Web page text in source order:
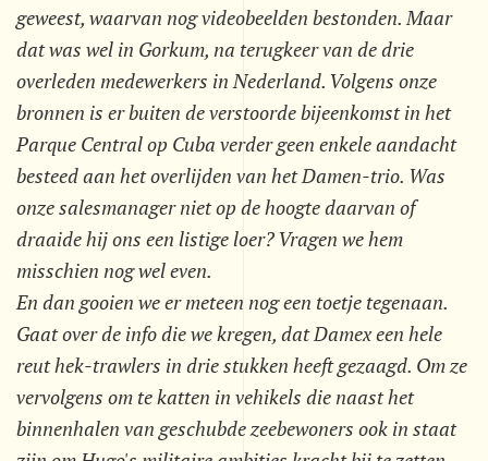
geweest, waarvan nog videobeelden bestonden. Maar
dat was wel in Gorkum, na terugkeer van de drie
overleden medewerkers in Nederland. Volgens onze
bronnen is er buiten de verstoorde bijeenkomst in het
Parque Central op Cuba verder geen enkele aandacht
besteed aan het overlijden van het Damen-trio. Was
onze salesmanager niet op de hoogte daarvan of
draaide hij ons een listige loer? Vragen we hem
misschien nog wel even.
En dan gooien we er meteen nog een toetje tegenaan.
Gaat over de info die we kregen, dat Damex een hele
reut hek-trawlers in drie stukken heeft gezaagd. Om ze
vervolgens om te katten in vehikels die naast het
binnenhalen van geschubde zeebewoners ook in staat